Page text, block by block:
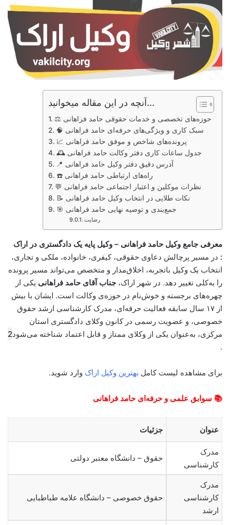
آنچه در این مقاله میخوانید...
⚖️ حوزه‌های تخصصی و خدمات حقوقی حامد فراهانی
🧠 سبک کاری و ویژگی‌های حرفه‌ای حامد فراهانی
📈 پرونده‌های شاخص و موفق حامد فراهانی
🕰️ جدول ساعات کاری دفتر وکالت حامد فراهانی
📍 آدرس دقیق دفتر وکیل حامد فراهانی
☎️ راه‌های ارتباطی حامد فراهانی
💬 نظرات موکلین و اعتبار اجتماعی حامد فراهانی
📝 نکات طلایی در انتخاب وکیل حامد فراهانی
🎯 جمع‌بندی و توصیه نهایی حامد فراهانی
رضایت
معرفی جامع وکیل حامد فراهانی – وکیل پایه یک دادگستری در اراک
: در مسیر پرچالش دعاوی حقوقی، کیفری، خانواده، ملکی و تجاری،
انتخاب یک وکیل باتجربه، اخلاق‌مدار و متخصص می‌تواند مسیر پرونده
را به‌کلی تغییر دهد. در شهر اراک، جناب آقای حامد فراهانی یکی از
چهره‌های برجسته و خوش‌نام در حوزه‌ی وکالت است. ایشان با بیش
از ۱۷ سال سابقه فعالیت حرفه‌ای، مدرک کارشناسی ارشد حقوق
خصوصی، و عضویت رسمی در کانون وکلای دادگستری استان
مرکزی، به‌عنوان یکی از وکلای ممتاز و قابل اعتماد شناخته می‌شود2
.
برای مشاهده لیست کامل بهترین وکیل اراک وارد شوید.
📚 سوابق علمی و حرفه‌ای حامد فراهانی
عنوان جزئیات
مدرک
کارشناسی
حقوق – دانشگاه معتبر دولتی
مدرک
کارشناسی
ارشد
حقوق خصوصی – دانشگاه علامه طباطبایی